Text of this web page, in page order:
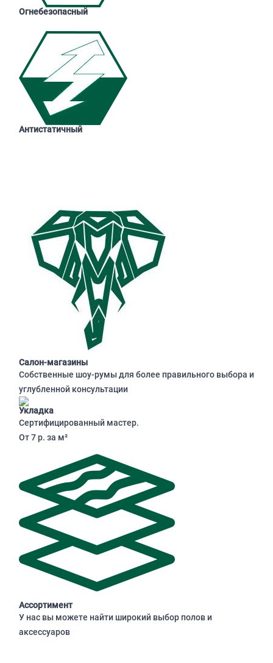
Огнебезопасный
Антистатичный
Салон-магазины
Собственные шоу-румы для более правильного выбора и
углубленной консультации
Укладка
Сертифицированный мастер.
От 7 р. за м²
Ассортимент
У нас вы можете найти широкий выбор полов и
аксессуаров